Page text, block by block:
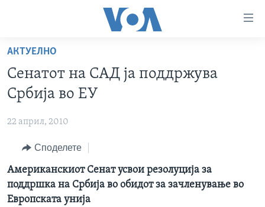
пристапност
Премини
на
главната
Премини
за
навигација
Пребарувај
РУБРИКИ
МАКЕДОНИЈА
СВЕТ
ЕКОНОМИЈА
ПОЛИТИКА
ФОТОГАЛЕРИИ
ДОКУМЕНТАРЦИ
АРХИВИРАНА ПРОГРАМА
NEWSFLASH - АРХИВА
ВЕСТИ ОД САД ВО МИНУТА - АРХИВА
ЗА НАС
Learning English
АКТУЕЛНО
Сенатот на САД ја поддржува
Србија во ЕУ
22 април, 2010
Споделете
Американскиот Сенат усвои резолуција за
поддршка на Србија во обидот за зачленување во
Европската унија